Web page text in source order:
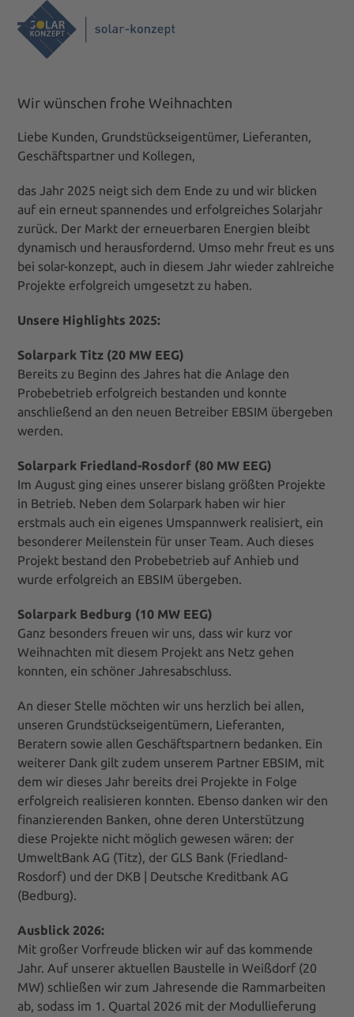
contentOpen
menu
Close
menu
Wir wünschen frohe Weihnachten
Liebe Kunden, Grundstückseigentümer, Lieferanten,
Geschäftspartner und Kollegen,
das Jahr 2025 neigt sich dem Ende zu und wir blicken
auf ein erneut spannendes und erfolgreiches Solarjahr
zurück. Der Markt der erneuerbaren Energien bleibt
dynamisch und herausfordernd. Umso mehr freut es uns
bei solar-konzept, auch in diesem Jahr wieder zahlreiche
Projekte erfolgreich umgesetzt zu haben.
Unsere Highlights 2025:
Solarpark Titz (20 MW EEG)
Bereits zu Beginn des Jahres hat die Anlage den
Probebetrieb erfolgreich bestanden und konnte
anschließend an den neuen Betreiber EBSIM übergeben
werden.
Solarpark Friedland-Rosdorf (80 MW EEG)
Im August ging eines unserer bislang größten Projekte
in Betrieb. Neben dem Solarpark haben wir hier
erstmals auch ein eigenes Umspannwerk realisiert, ein
besonderer Meilenstein für unser Team. Auch dieses
Projekt bestand den Probebetrieb auf Anhieb und
wurde erfolgreich an EBSIM übergeben.
Solarpark Bedburg (10 MW EEG)
Ganz besonders freuen wir uns, dass wir kurz vor
Weihnachten mit diesem Projekt ans Netz gehen
konnten, ein schöner Jahresabschluss.
An dieser Stelle möchten wir uns herzlich bei allen,
unseren Grundstückseigentümern, Lieferanten,
Beratern sowie allen Geschäftspartnern bedanken. Ein
weiterer Dank gilt zudem unserem Partner EBSIM, mit
dem wir dieses Jahr bereits drei Projekte in Folge
erfolgreich realisieren konnten. Ebenso danken wir den
finanzierenden Banken, ohne deren Unterstützung
diese Projekte nicht möglich gewesen wären: der
UmweltBank AG (Titz), der GLS Bank (Friedland-
Rosdorf) und der DKB | Deutsche Kreditbank AG
(Bedburg).
Ausblick 2026:
Mit großer Vorfreude blicken wir auf das kommende
Jahr. Auf unserer aktuellen Baustelle in Weißdorf (20
MW) schließen wir zum Jahresende die Rammarbeiten
ab, sodass im 1. Quartal 2026 mit der Modullieferung